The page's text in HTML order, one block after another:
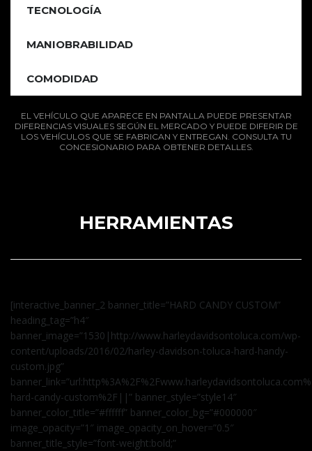
TECNOLOGÍA
MANIOBRABILIDAD
COMODIDAD
EL VEHÍCULO QUE APARECE EN PANTALLA PUEDE PRESENTAR
DIFERENCIAS VISUALES SEGÚN EL MERCADO Y PUEDE DIFERIR DE
LOS VEHÍCULOS QUE SE FABRICAN Y ENTREGAN. CONSULTA TU
CONCESIONARIO PARA OBTENER DETALLES.
HERRAMIENTAS
[interactive_banner_2 banner_title=”HARD CANDY CUSTOM”
heading_tag=”h4″
banner_image=”1530|http://www.harleydavidsontoluca.com/wp-
content/uploads/2016/02/harley-davidson-toluca-hard-handy-
custom.jpg”
hard-candy-custom%2F||” banner_style=”style14″
banner_color_title=”#ffffff” banner_color_bg=”#000000″
image_opacity=”1″ image_opacity_on_hover=”0.5″
banner_title_style=”font-weight:bold;”